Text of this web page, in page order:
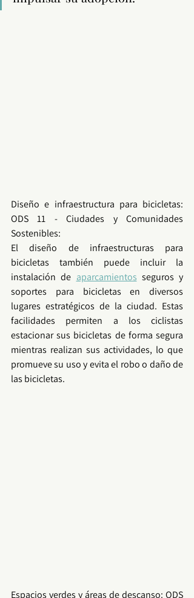
Diseño e infraestructura para bicicletas:
ODS 11 - Ciudades y Comunidades
Sostenibles:
El diseño de infraestructuras para
bicicletas también puede incluir la
instalación de aparcamientos seguros y
soportes para bicicletas en diversos
lugares estratégicos de la ciudad. Estas
facilidades permiten a los ciclistas
estacionar sus bicicletas de forma segura
mientras realizan sus actividades, lo que
promueve su uso y evita el robo o daño de
las bicicletas.
Espacios verdes y áreas de descanso: ODS